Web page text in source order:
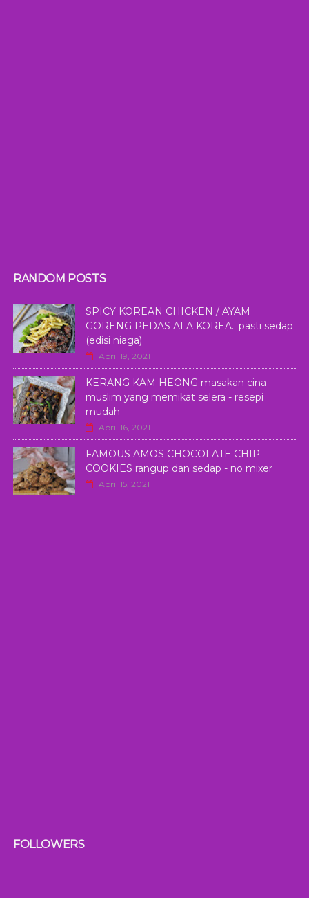
RANDOM POSTS
SPICY KOREAN CHICKEN / AYAM
GORENG PEDAS ALA KOREA.. pasti sedap
(edisi niaga)
April 19, 2021
KERANG KAM HEONG masakan cina
muslim yang memikat selera - resepi
mudah
April 16, 2021
FAMOUS AMOS CHOCOLATE CHIP
COOKIES rangup dan sedap - no mixer
April 15, 2021
FOLLOWERS